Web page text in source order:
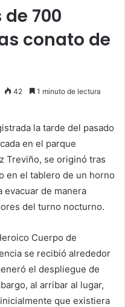
700
conato de
42 1 minuto de lectura
la tarde del pasado
en el parque
Treviño, se originó tras
en el tablero de un horno
evacuar de manera
del turno nocturno.
Cuerpo de
se recibió alrededor
el despliegue de
al arribar al lugar,
que existiera